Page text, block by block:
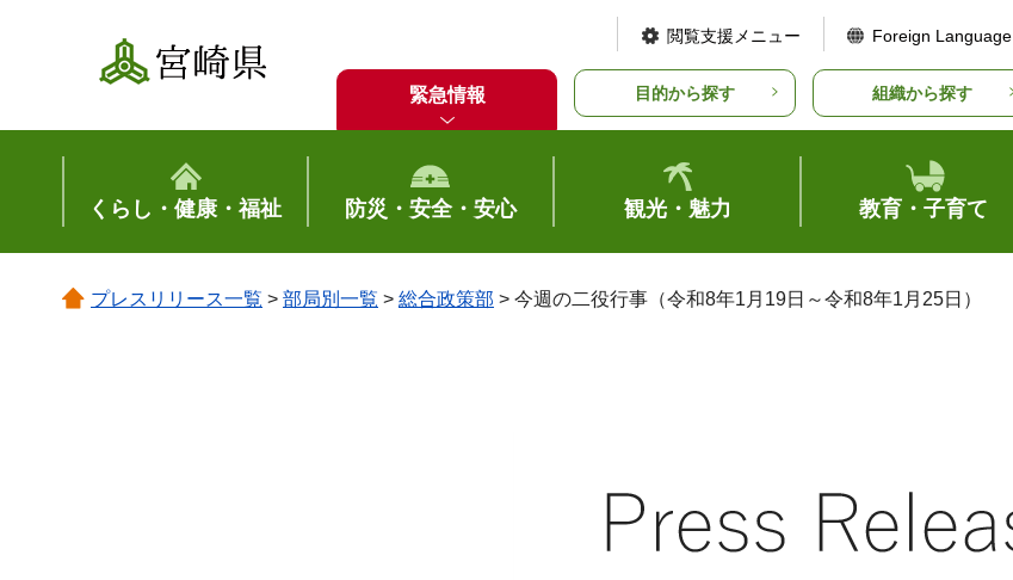
宮崎県
閲覧支援メニュー Foreign Language
緊急情報 目的から探す 組織から探す
くらし・健康・福祉 防災・安全・安心 観光・魅力 教育・子育て
プレスリリース一覧 > 部局別一覧 > 総合政策部 > 今週の二役行事（令和8年1月19日～令和8年1月25日）